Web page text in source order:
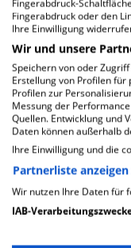
Flughafen
70629 Stuttgart
Wie ist die
Karte
Fingerabdruck-
Fingerabdruck oder den
Ihre Einwilligung
Wir und unsere
Speichern von oder
Erstellung von Profilen
Profilen zur
Messung der
Quellen. Entwicklung und
Daten können außerhalb
Ihre Einwilligung und die
Partnerliste
Wir nutzen Ihre Daten für
IAB-